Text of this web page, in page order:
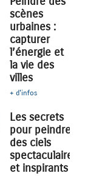
scènes
urbaines :
capturer
l’énergie et
la vie des
villes
+ d'infos
Les secrets
pour peindre
des ciels
spectaculaires
et inspirants